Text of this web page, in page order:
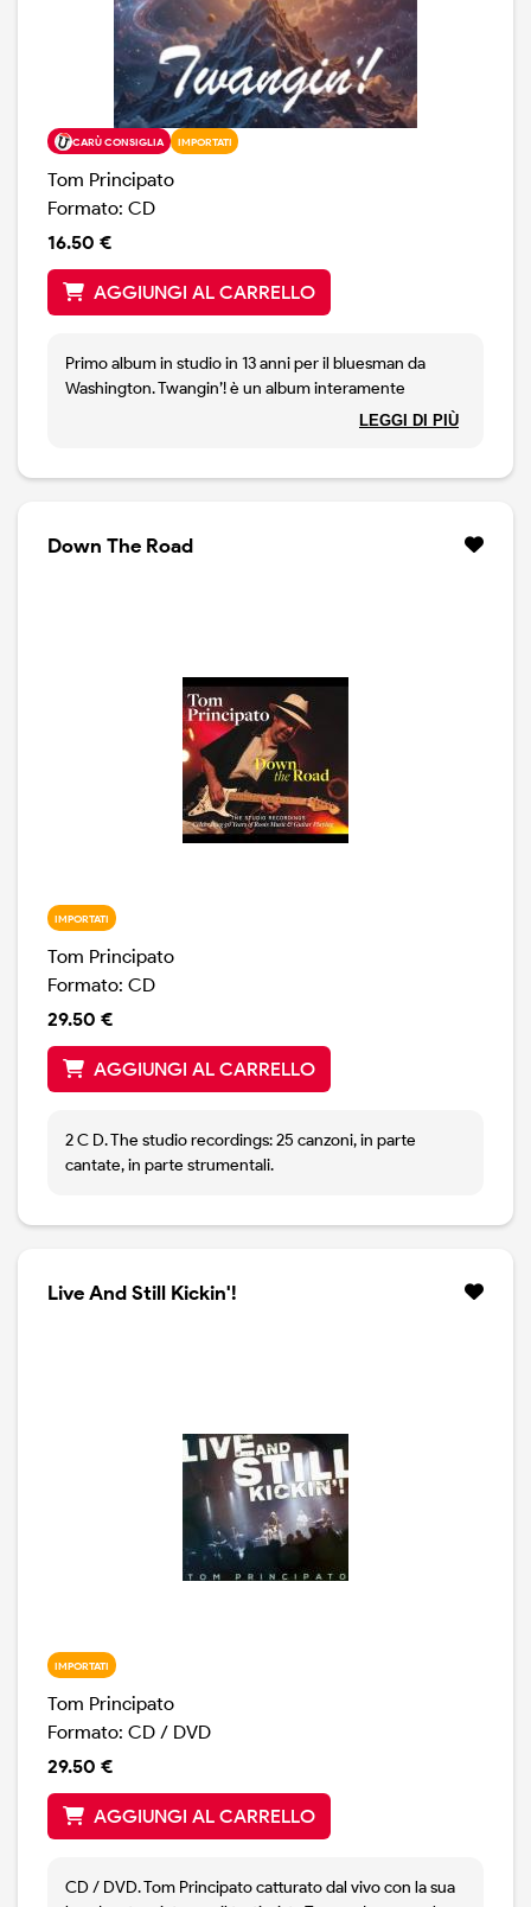
CARÙ CONSIGLIA IMPORTATI
Tom Principato
Formato: CD
16.50 €
AGGIUNGI AL CARRELLO
Primo album in studio in 13 anni per il bluesman da
Washington. Twangin’! è un album interamente
strumentale caratterizzato da un mix eclettico di stili. Ci
compianto Danny Gatton, con quel suono Telecaster
LEGGI DI PIÙ
Down The Road
IMPORTATI
Tom Principato
Formato: CD
29.50 €
AGGIUNGI AL CARRELLO
2 C D. The studio recordings: 25 canzoni, in parte
cantate, in parte strumentali.
Live And Still Kickin'!
IMPORTATI
Tom Principato
Formato: CD / DVD
29.50 €
AGGIUNGI AL CARRELLO
CD / DVD. Tom Principato catturato dal vivo con la sua